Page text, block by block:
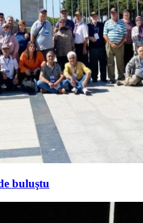
buluştu